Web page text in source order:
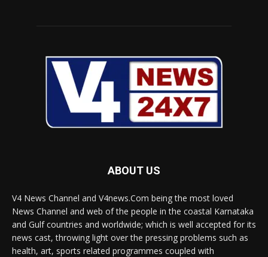
ABOUT US
V4 News Channel and V4news.Com being the most loved
News Channel and web of the people in the coastal Karnataka
and Gulf countries and worldwide; which is well accepted for its
news cast, throwing light over the pressing problems such as
health, art, sports related programmes coupled with